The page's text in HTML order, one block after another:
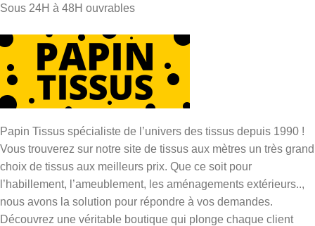
Sous 24H à 48H ouvrables
Papin Tissus spécialiste de l’univers des tissus depuis 1990 !
Vous trouverez sur notre site de tissus aux mètres un très grand
choix de tissus aux meilleurs prix. Que ce soit pour
l’habillement, l’ameublement, les aménagements extérieurs..,
nous avons la solution pour répondre à vos demandes.
Découvrez une véritable boutique qui plonge chaque client